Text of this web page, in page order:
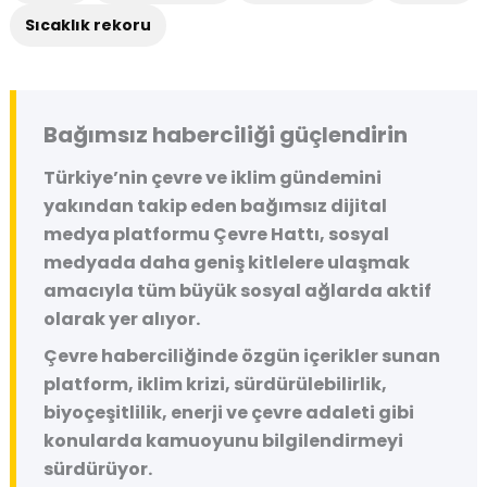
Sıcaklık rekoru
Bağımsız haberciliği güçlendirin
Türkiye’nin çevre ve iklim gündemini
yakından takip eden bağımsız dijital
medya platformu Çevre Hattı, sosyal
medyada daha geniş kitlelere ulaşmak
amacıyla tüm büyük sosyal ağlarda aktif
olarak yer alıyor.
Çevre haberciliğinde özgün içerikler sunan
platform, iklim krizi, sürdürülebilirlik,
biyoçeşitlilik, enerji ve çevre adaleti gibi
konularda kamuoyunu bilgilendirmeyi
sürdürüyor.